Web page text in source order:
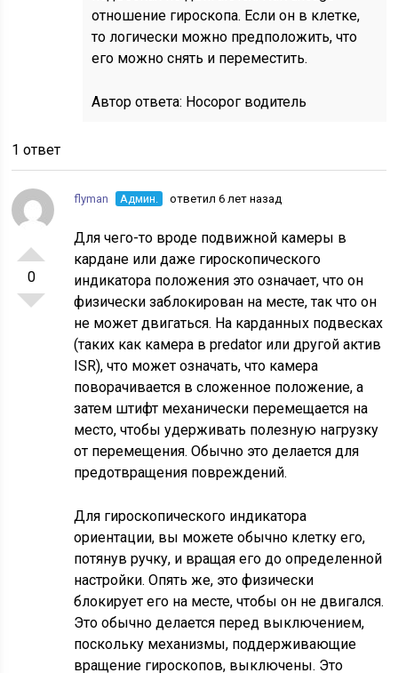
отношение гироскопа. Если он в клетке,
то логически можно предположить, что
его можно снять и переместить.
Автор ответа: Носорог водитель
1 ответ
0
flyman Админ. ответил 6 лет назад
Для чего-то вроде подвижной камеры в
кардане или даже гироскопического
индикатора положения это означает, что он
физически заблокирован на месте, так что он
не может двигаться. На карданных подвесках
(таких как камера в predator или другой актив
ISR), что может означать, что камера
поворачивается в сложенное положение, а
затем штифт механически перемещается на
место, чтобы удерживать полезную нагрузку
от перемещения. Обычно это делается для
предотвращения повреждений.
Для гироскопического индикатора
ориентации, вы можете обычно клетку его,
потянув ручку, и вращая его до определенной
настройки. Опять же, это физически
блокирует его на месте, чтобы он не двигался.
Это обычно делается перед выключением,
поскольку механизмы, поддерживающие
вращение гироскопов, выключены. Это